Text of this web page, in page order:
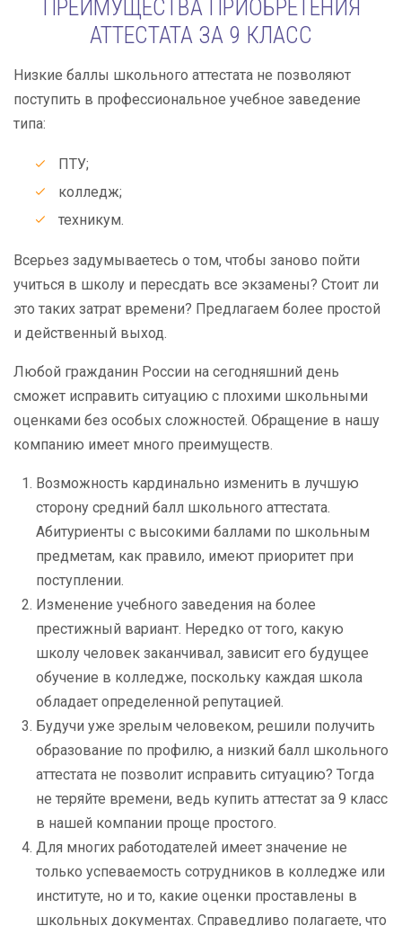
ПРЕИМУЩЕСТВА ПРИОБРЕТЕНИЯ
АТТЕСТАТА ЗА 9 КЛАСС
Низкие баллы школьного аттестата не позволяют
поступить в профессиональное учебное заведение
типа:
ПТУ;
колледж;
техникум.
Всерьез задумываетесь о том, чтобы заново пойти
учиться в школу и пересдать все экзамены? Стоит ли
это таких затрат времени? Предлагаем более простой
и действенный выход.
Любой гражданин России на сегодняшний день
сможет исправить ситуацию с плохими школьными
оценками без особых сложностей. Обращение в нашу
компанию имеет много преимуществ.
Возможность кардинально изменить в лучшую
сторону средний балл школьного аттестата.
Абитуриенты с высокими баллами по школьным
предметам, как правило, имеют приоритет при
поступлении.
Изменение учебного заведения на более
престижный вариант. Нередко от того, какую
школу человек заканчивал, зависит его будущее
обучение в колледже, поскольку каждая школа
обладает определенной репутацией.
Будучи уже зрелым человеком, решили получить
образование по профилю, а низкий балл школьного
аттестата не позволит исправить ситуацию? Тогда
не теряйте времени, ведь купить аттестат за 9 класс
в нашей компании проще простого.
Для многих работодателей имеет значение не
только успеваемость сотрудников в колледже или
институте, но и то, какие оценки проставлены в
школьных документах. Справедливо полагаете, что